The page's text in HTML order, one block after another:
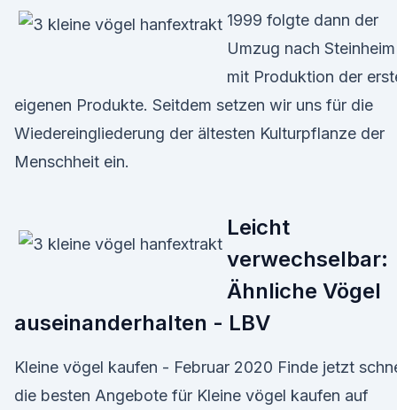
1999 folgte dann der
Umzug nach Steinheim
mit Produktion der
eigenen Produkte. Seitdem setzen wir uns für die
Wiedereingliederung der ältesten Kulturpflanze der
Menschheit ein.
Leicht
verwechselbar:
Ähnliche Vögel
auseinanderhalten - LBV
Kleine vögel kaufen - Februar 2020 Finde jetzt
die besten Angebote für Kleine vögel kaufen auf